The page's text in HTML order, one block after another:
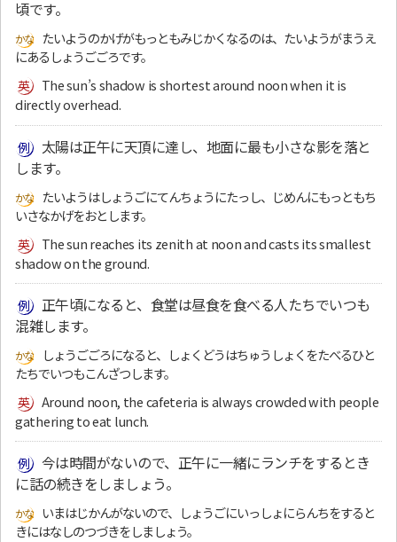
頃です。
たいようのかげがもっともみじかくなるのは、たいようがまうえ
にあるしょうごごろです。
The sun’s shadow is shortest around noon when it is
directly overhead.
太陽は正午に天頂に達し、地面に最も小さな影を落と
します。
たいようはしょうごにてんちょうにたっし、じめんにもっともち
いさなかげをおとします。
The sun reaches its zenith at noon and casts its smallest
shadow on the ground.
正午頃になると、食堂は昼食を食べる人たちでいつも
混雑します。
しょうごごろになると、しょくどうはちゅうしょくをたべるひと
たちでいつもこんざつします。
Around noon, the cafeteria is always crowded with people
gathering to eat lunch.
今は時間がないので、正午に一緒にランチをするとき
に話の続きをしましょう。
いまはじかんがないので、しょうごにいっしょにらんちをすると
きにはなしのつづきをしましょう。